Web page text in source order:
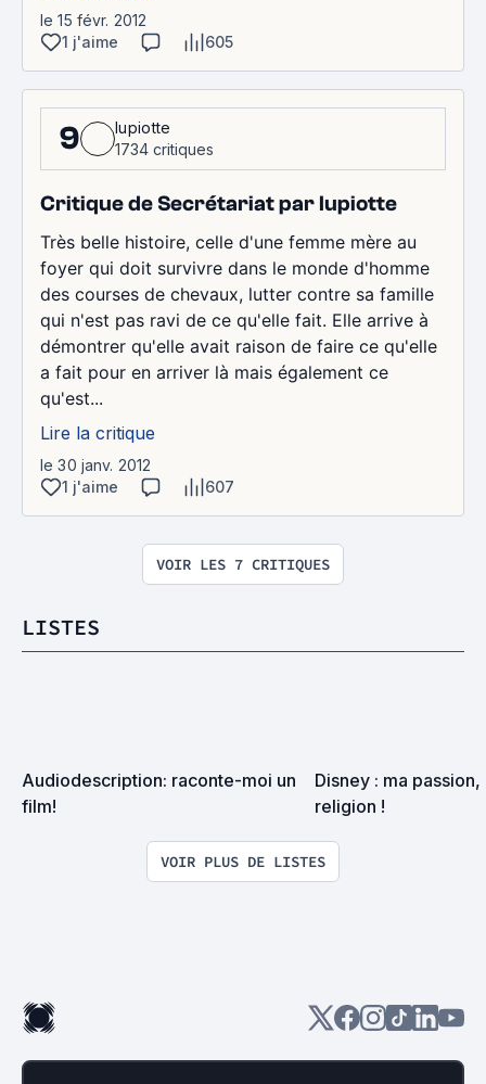
le 15 févr. 2012
1 j'aime
605
9
lupiotte
1734 critiques
Critique de Secrétariat par lupiotte
Très belle histoire, celle d'une femme mère au
foyer qui doit survivre dans le monde d'homme
des courses de chevaux, lutter contre sa famille
qui n'est pas ravi de ce qu'elle fait. Elle arrive à
démontrer qu'elle avait raison de faire ce qu'elle
a fait pour en arriver là mais également ce
qu'est...
Lire la critique
le 30 janv. 2012
1 j'aime
607
VOIR LES 7 CRITIQUES
LISTES
Audiodescription: raconte-moi un
film!
Disney : ma
religion !
VOIR PLUS DE LISTES